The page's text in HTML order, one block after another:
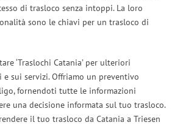
di trasloco senza intoppi. La loro
sono le chiavi per un trasloco di
‘Traslochi Catania’ per ulteriori
sui servizi. Offriamo un preventivo
fornendoti tutte le informazioni
una decisione informata sul tuo trasloco.
il tuo trasloco da Catania a Triesen